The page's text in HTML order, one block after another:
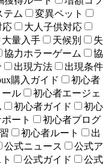
テム
変異ペット
応
大人子供対応
大量入手 天候別
失
協力ホラーゲーム
協
出現方法
出現条件
購入ガイド
初心者
ル
初心者エージェ
初心者ガイド
初心
ート
初心者プログ
初心者ルート
出
公式ニュース
公式ア
公式ガイド
公式